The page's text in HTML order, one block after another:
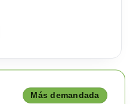
Más demandada